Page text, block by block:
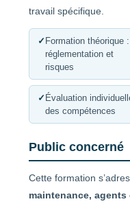
travail spécifique.
✓ Formation théorique :
réglementation et
risques
✓ Évaluation
des compétences
Public concerné
Cette formation
maintenance,